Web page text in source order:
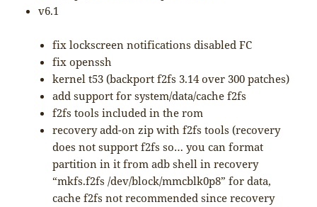
v6.1
fix lockscreen notifications disabled FC
fix openssh
kernel t53 (backport f2fs 3.14 over 300 patches)
add support for system/data/cache f2fs
f2fs tools included in the rom
recovery add-on zip with f2fs tools (recovery
does not support f2fs so… you can format
partition in it from adb shell in recovery
“mkfs.f2fs /dev/block/mmcblk0p8” for data,
cache f2fs not recommended since recovery